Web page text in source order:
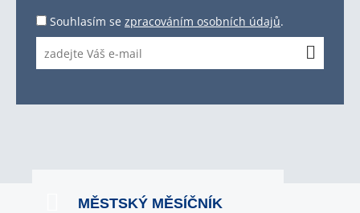
Souhlasím se zpracováním osobních údajů.
MĚSTSKÝ MĚSÍČNÍK